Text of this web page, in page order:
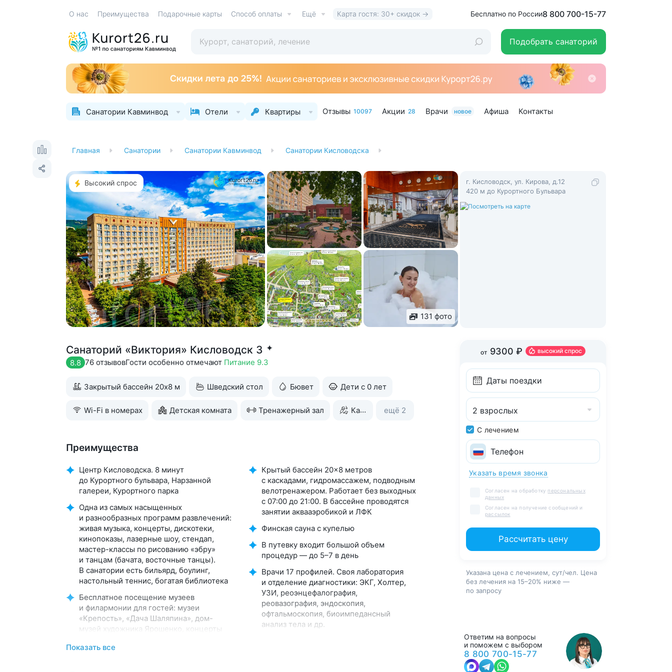
О нас Преимущества Подарочные карты Способ оплаты Ещё Карта гостя: 30+ скидок → Бесплатно по России8 800 700-15-77
Подобрать санаторий
Санатории Кавминвод Отели Квартиры Отзывы 10097 Акции 28 Врачи новое Афиша Контакты
Главная Санатории Санатории Кавминвод Санатории Кисловодска
Высокий спрос
131 фото
г. Кисловодск, ул. Кирова, д.12
420 м до Курортного Бульвара
Санаторий «Виктория» Кисловодск 3 ✦
8.8 76 отзывовГости особенно отмечают Питание 9.3
Закрытый бассейн 20х8 м Шведский стол Бювет Дети с 0 лет
Wi-Fi в номерах Детская комната Тренажерный зал Караоке ещё 2
Преимущества
Центр Кисловодска. 8 минут
до Курортного бульвара, Нарзанной
галереи, Курортного парка
Одна из самых насыщенных
и разнообразных программ развлечений:
живая музыка, концерты, дискотеки,
кинопоказы, лазерные шоу, стендап,
мастер-классы по рисованию «эбру»
и танцам (бачата, восточные танцы).
В санатории есть бильярд, боулинг,
настольный теннис, богатая библиотека
Бесплатное посещение музеев
и филармонии для гостей: музеи
«Крепость», «Дача Шаляпина», дом-
музей художника Ярошенко, концерты
Крытый бассейн 20×8 метров
с каскадами, гидромассажем, подводным
велотренажером. Работает без выходных
с 07:00 до 21:00. В бассейне проводятся
занятии аквааэробикой и ЛФК
Финская сауна с купелью
В путевку входит большой объем
процедур — до 5–7 в день
Врачи 17 профилей. Своя лаборатория
и отделение диагностики: ЭКГ, Холтер,
УЗИ, реоэнцефалография,
реовазография, эндоскопия,
офтальмоскопия, биоимпедансный
анализ тела и др.
Показать все
от 9300 ₽ высокий спрос
2 взрослых
С лечением
Указать время звонка
Согласен на обработку персональных
данных
Согласен на получение сообщений и
рассылок
Рассчитать цену
Указана цена с лечением, сут/чел. Цена
без лечения на 15–20% ниже —
по запросу
Ответим на вопросы
и поможем с выбором
8 800 700-15-77